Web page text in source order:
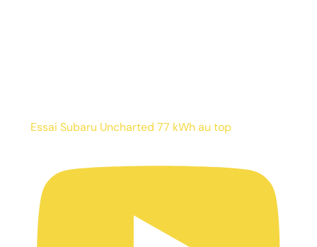
Essai Subaru Uncharted 77 kWh au top